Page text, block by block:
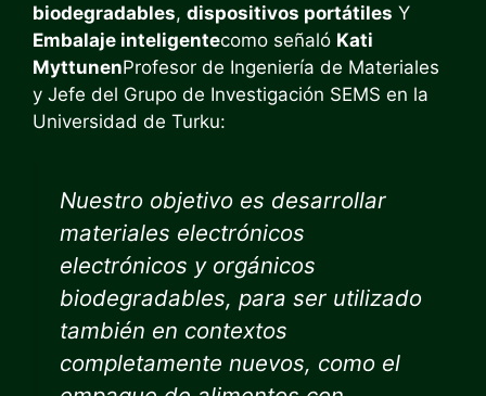
biodegradables, dispositivos portátiles Y
Embalaje inteligentecomo señaló Kati
MyttunenProfesor de Ingeniería de Materiales
y Jefe del Grupo de Investigación SEMS en la
Universidad de Turku:
Nuestro objetivo es desarrollar
materiales electrónicos
electrónicos y orgánicos
biodegradables, para ser utilizado
también en contextos
completamente nuevos, como el